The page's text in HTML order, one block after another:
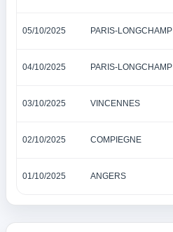
05/10/2025 PARIS-LONGCHAMP
04/10/2025 PARIS-LONGCHAMP
03/10/2025 VINCENNES
02/10/2025 COMPIEGNE
01/10/2025 ANGERS